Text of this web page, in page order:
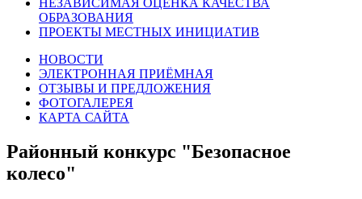
ОБРАЗОВАНИЯ
ПРОЕКТЫ МЕСТНЫХ ИНИЦИАТИВ
НОВОСТИ
ЭЛЕКТРОННАЯ ПРИЁМНАЯ
ОТЗЫВЫ И ПРЕДЛОЖЕНИЯ
ФОТОГАЛЕРЕЯ
КАРТА САЙТА
Районный конкурс "Безопасное
колесо"